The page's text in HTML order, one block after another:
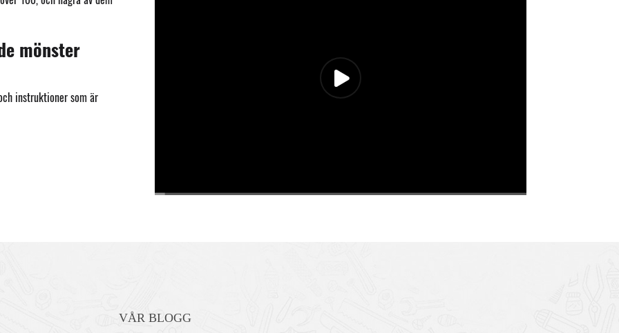
mönster
instruktioner som är
VÅR BLOGG